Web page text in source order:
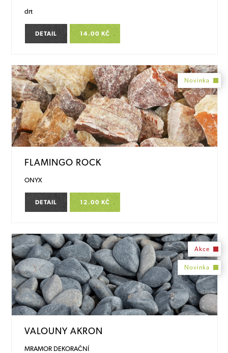
drt
DETAIL 14.00 KČ
Novinka
FLAMINGO ROCK
ONYX
DETAIL 12.00 KČ
Akce
Novinka
VALOUNY AKRON
MRAMOR DEKORAČNÍ